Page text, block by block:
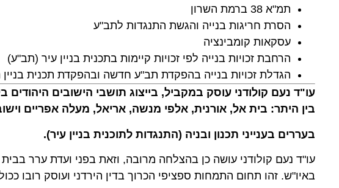
תמ"א 38 ברמת השרון
הסרת חריגות בנייה והגשת התנגדות לתב"ע
עסקאות קומבינציה
הרחבת זכויות בנייה לפי זכויות קיימות בתכנית בניין עיר (תב"ע)
הגדלת זכויות בנייה בהפקדת תב"ע חדשה ובהפקדת תכנית
עו"ד נעם קולודני עוסק במקביל, בייצוג תושבי הישובים היהודים
בין היתר: בית אל, אורנית, אלפי מנשה, אריאל, מעלה אפריים
בעררים בענייני תכנון ובניה (התנגדות לתוכנית בניין עיר).
עו"ד נעם קולודני עושה כן בהצלחה מרובה, וזאת בפני ועדת ערר
באיו"ש. זהו תחום התמחות ספציפי הכרוך בדין הירדני ועוסק רובו